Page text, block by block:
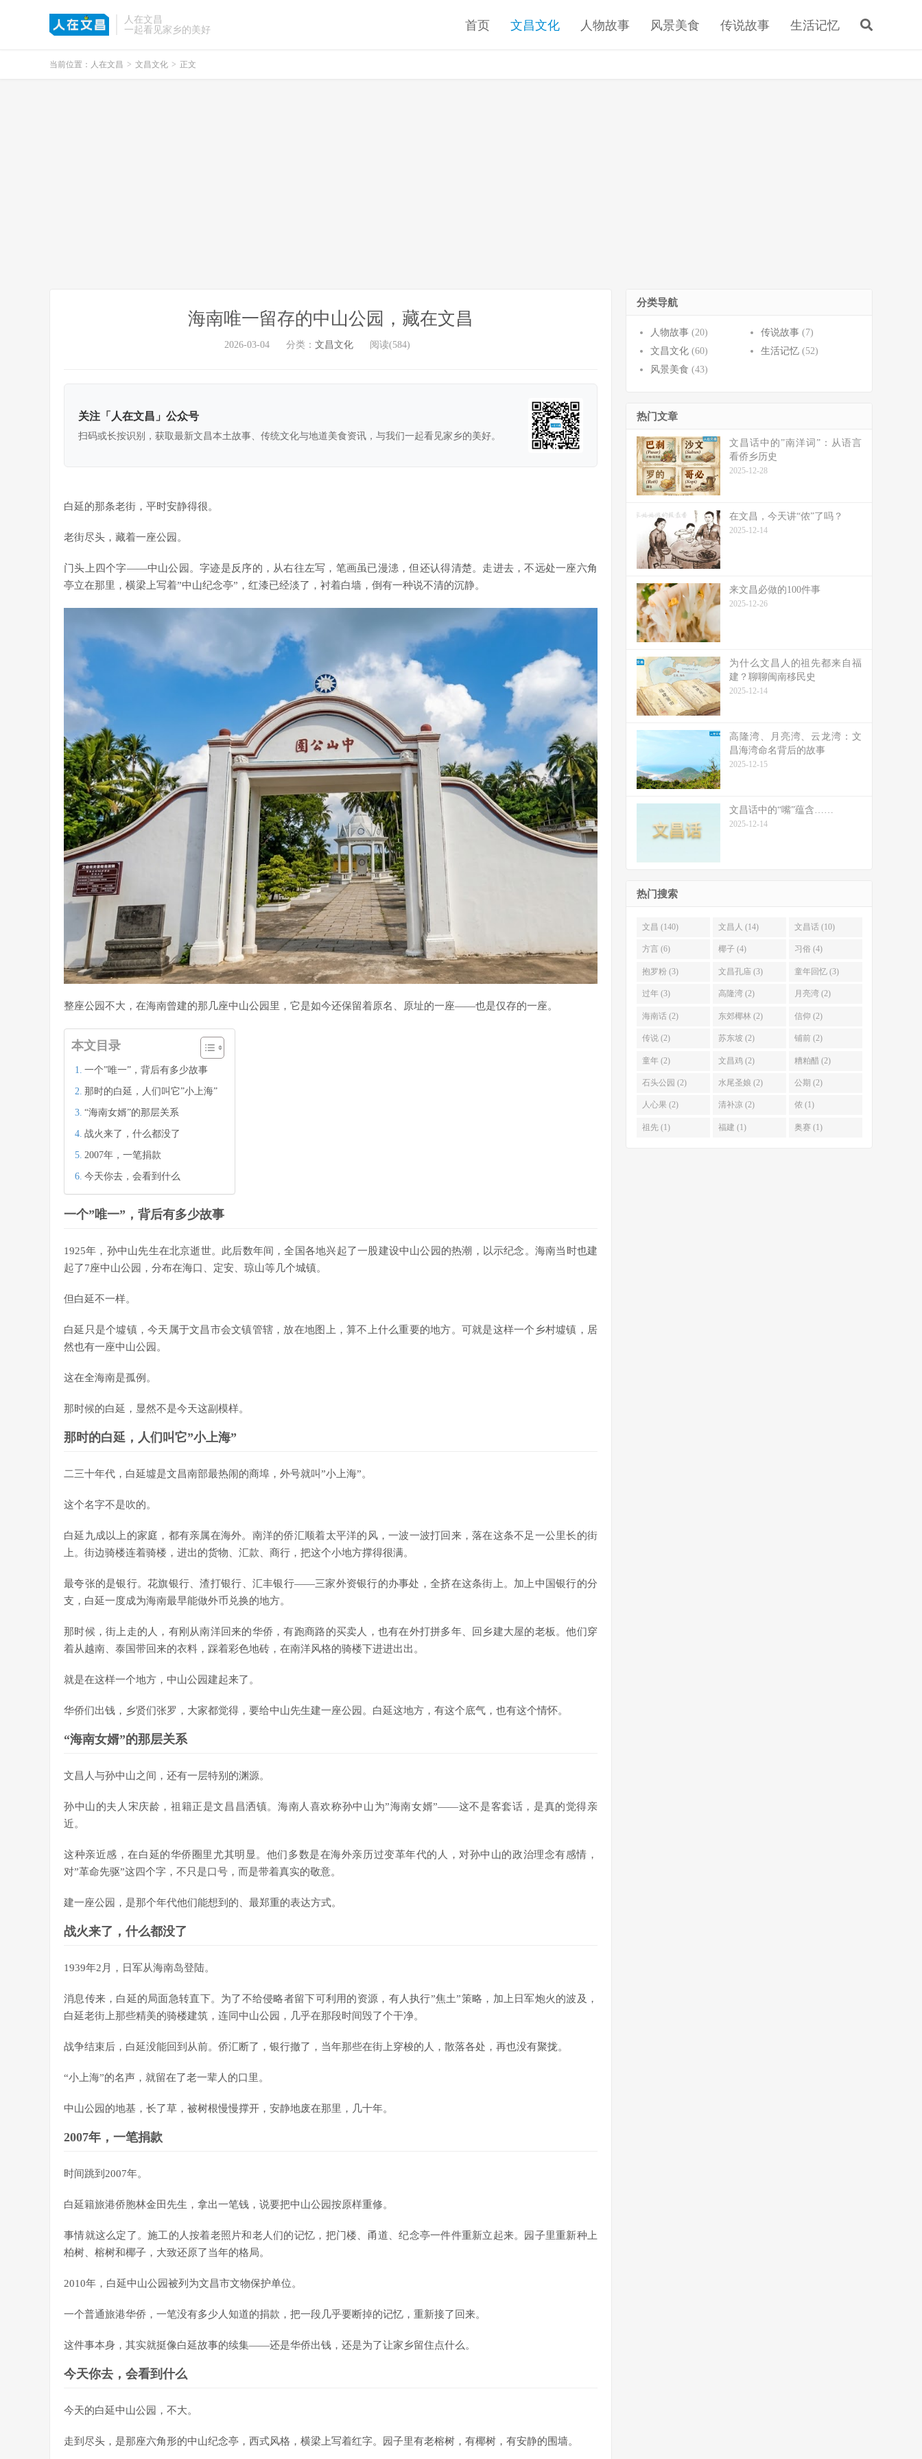
人在文昌
一起看见家乡的美好
首页 文昌文化 人物故事 风景美食 传说故事 生活记忆
当前位置： 人在文昌 > 文昌文化 > 正文
海南唯一留存的中山公园，藏在文昌
2026-03-04 分类： 文昌文化 阅读(584)
关注「人在文昌」公众号
扫码或长按识别，获取最新文昌本土故事、传统文化与地道美食资讯，与我们一起看见家乡的美好。
白延的那条老街，平时安静得很。
老街尽头，藏着一座公园。
门头上四个字——中山公园。字迹是反序的，从右往左写，笔画虽已漫漶，但还认得清楚。走进去，不远处一座六角
亭立在那里，横梁上写着”中山纪念亭”，红漆已经淡了，衬着白墙，倒有一种说不清的沉静。
整座公园不大，在海南曾建的那几座中山公园里，它是如今还保留着原名、原址的一座——也是仅存的一座。
本文目录
一个”唯一”，背后有多少故事
那时的白延，人们叫它”小上海”
“海南女婿”的那层关系
战火来了，什么都没了
2007年，一笔捐款
今天你去，会看到什么
一个”唯一”，背后有多少故事
1925年，孙中山先生在北京逝世。此后数年间，全国各地兴起了一股建设中山公园的热潮，以示纪念。海南当时也建
起了7座中山公园，分布在海口、定安、琼山等几个城镇。
但白延不一样。
白延只是个墟镇，今天属于文昌市会文镇管辖，放在地图上，算不上什么重要的地方。可就是这样一个乡村墟镇，居
然也有一座中山公园。
这在全海南是孤例。
那时候的白延，显然不是今天这副模样。
那时的白延，人们叫它”小上海”
二三十年代，白延墟是文昌南部最热闹的商埠，外号就叫”小上海”。
这个名字不是吹的。
白延九成以上的家庭，都有亲属在海外。南洋的侨汇顺着太平洋的风，一波一波打回来，落在这条不足一公里长的街
上。街边骑楼连着骑楼，进出的货物、汇款、商行，把这个小地方撑得很满。
最夸张的是银行。花旗银行、渣打银行、汇丰银行——三家外资银行的办事处，全挤在这条街上。加上中国银行的分
支，白延一度成为海南最早能做外币兑换的地方。
那时候，街上走的人，有刚从南洋回来的华侨，有跑商路的买卖人，也有在外打拼多年、回乡建大屋的老板。他们穿
着从越南、泰国带回来的衣料，踩着彩色地砖，在南洋风格的骑楼下进进出出。
就是在这样一个地方，中山公园建起来了。
华侨们出钱，乡贤们张罗，大家都觉得，要给中山先生建一座公园。白延这地方，有这个底气，也有这个情怀。
“海南女婿”的那层关系
文昌人与孙中山之间，还有一层特别的渊源。
孙中山的夫人宋庆龄，祖籍正是文昌昌洒镇。海南人喜欢称孙中山为”海南女婿”——这不是客套话，是真的觉得亲
近。
这种亲近感，在白延的华侨圈里尤其明显。他们多数是在海外亲历过变革年代的人，对孙中山的政治理念有感情，
对”革命先驱”这四个字，不只是口号，而是带着真实的敬意。
建一座公园，是那个年代他们能想到的、最郑重的表达方式。
战火来了，什么都没了
1939年2月，日军从海南岛登陆。
消息传来，白延的局面急转直下。为了不给侵略者留下可利用的资源，有人执行”焦土”策略，加上日军炮火的波及，
白延老街上那些精美的骑楼建筑，连同中山公园，几乎在那段时间毁了个干净。
战争结束后，白延没能回到从前。侨汇断了，银行撤了，当年那些在街上穿梭的人，散落各处，再也没有聚拢。
“小上海”的名声，就留在了老一辈人的口里。
中山公园的地基，长了草，被树根慢慢撑开，安静地废在那里，几十年。
2007年，一笔捐款
时间跳到2007年。
白延籍旅港侨胞林金田先生，拿出一笔钱，说要把中山公园按原样重修。
事情就这么定了。施工的人按着老照片和老人们的记忆，把门楼、甬道、纪念亭一件件重新立起来。园子里重新种上
柏树、榕树和椰子，大致还原了当年的格局。
2010年，白延中山公园被列为文昌市文物保护单位。
一个普通旅港华侨，一笔没有多少人知道的捐款，把一段几乎要断掉的记忆，重新接了回来。
这件事本身，其实就挺像白延故事的续集——还是华侨出钱，还是为了让家乡留住点什么。
今天你去，会看到什么
今天的白延中山公园，不大。
走到尽头，是那座六角形的中山纪念亭，西式风格，横梁上写着红字。园子里有老榕树，有椰树，有安静的围墙。
分类导航
人物故事 (20) 传说故事 (7)
文昌文化 (60) 生活记忆 (52)
风景美食 (43)
热门文章
文昌话中的”南洋词”：从语言
看侨乡历史
2025-12-28
在文昌，今天讲“侬”了吗？
2025-12-14
来文昌必做的100件事
2025-12-26
为什么文昌人的祖先都来自福
建？聊聊闽南移民史
2025-12-14
高隆湾、月亮湾、云龙湾：文
昌海湾命名背后的故事
2025-12-15
文昌话中的“嘴”蕴含……
2025-12-14
热门搜索
文昌 (140) 文昌人 (14) 文昌话 (10)
方言 (6) 椰子 (4) 习俗 (4)
抱罗粉 (3) 文昌孔庙 (3) 童年回忆 (3)
过年 (3) 高隆湾 (2) 月亮湾 (2)
海南话 (2) 东郊椰林 (2) 信仰 (2)
传说 (2) 苏东坡 (2) 铺前 (2)
童年 (2) 文昌鸡 (2) 糟粕醋 (2)
石头公园 (2) 水尾圣娘 (2) 公期 (2)
人心果 (2) 清补凉 (2) 侬 (1)
祖先 (1) 福建 (1) 奥赛 (1)